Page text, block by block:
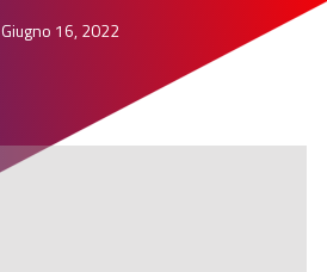
Giugno 16, 2022